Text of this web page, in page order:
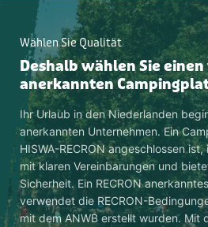
Wählen Sie Qualität
Deshalb wählen Sie einen
anerkannten
Ihr Urlaub in den Niederlanden
anerkannten Unternehmen. Ein
HISWA-RECRON angeschlossen
mit klaren Vereinbarungen und
Sicherheit. Ein RECRON
verwendet die RECRON-
mit dem ANWB erstellt wurden. Mit